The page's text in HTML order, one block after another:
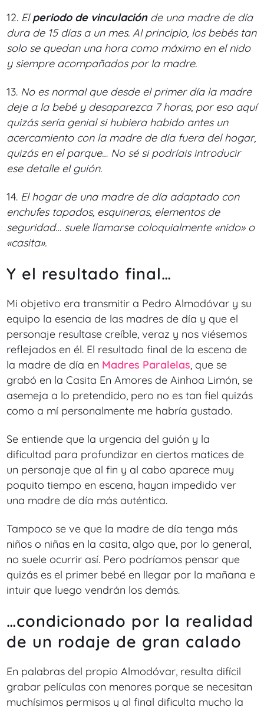
12. Elperiodo de vinculaciónde una madre de día
dura de 15 días a un mes. Al principio, los bebés tan
solo se quedan una hora como máximo en el nido
y siempre acompañados por la madre.
13. No es normal que desde el primer día la madre
deje a la bebé y desaparezca 7 horas, por eso aquí
quizás sería genial si hubiera habido antes un
acercamiento con la madre de día fuera del hogar,
quizás en el parque… No sé si podríais introducir
ese detalle el guión.
14. El hogar de una madre de día adaptado con
enchufes tapados, esquineras, elementos de
seguridad… suele llamarse coloquialmente «nido» o
«casita».
Y el resultado final…
Mi objetivo era transmitir a Pedro Almodóvar y su
equipo la esencia de las madres de día y que el
personaje resultase creíble, veraz y nos viésemos
reflejados en él. El resultado final de la escena de
la madre de día en Madres Paralelas, que se
grabó en la Casita En Amores de Ainhoa Limón, se
asemeja a lo pretendido, pero no es tan fiel quizás
como a mí personalmente me habría gustado.
Se entiende que la urgencia del guión y la
dificultad para profundizar en ciertos matices de
un personaje que al fin y al cabo aparece muy
poquito tiempo en escena, hayan impedido ver
una madre de día más auténtica.
Tampoco se ve que la madre de día tenga más
niños o niñas en la casita, algo que, por lo general,
no suele ocurrir así. Pero podríamos pensar que
quizás es el primer bebé en llegar por la mañana e
intuir que luego vendrán los demás.
…condicionado por la realidad
de un rodaje de gran calado
En palabras del propio Almodóvar, resulta difícil
grabar películas con menores porque se necesitan
muchísimos permisos y al final dificulta mucho la